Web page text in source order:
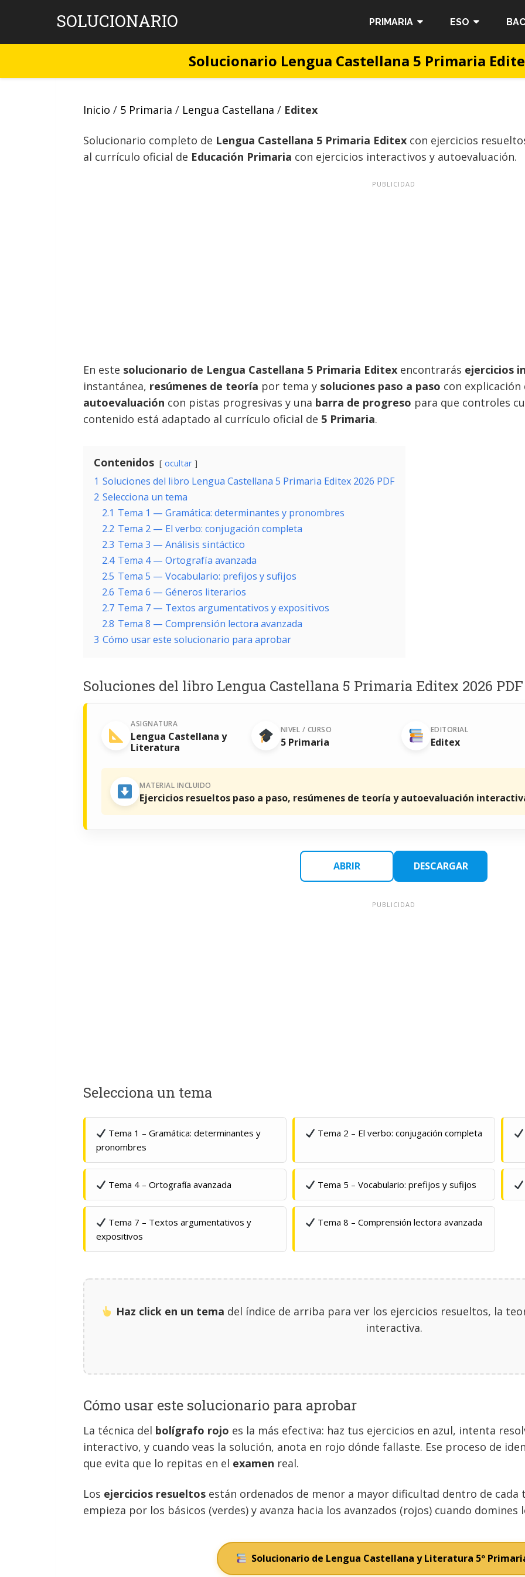
content
SOLUCIONARIO PRIMARIA ESO
Solucionario Lengua Castellana 5 Primaria
Inicio / 5 Primaria / Lengua Castellana / Editex
Solucionario completo de Lengua Castellana 5 Primaria Editex con ejercicios
al currículo oficial de Educación Primaria con ejercicios interactivos y autoevaluación.
En este solucionario de Lengua Castellana 5 Primaria Editex encontrarás ejercicios
instantánea, resúmenes de teoría por tema y soluciones paso a paso con explicación
autoevaluación con pistas progresivas y una barra de progreso para que controles
contenido está adaptado al currículo oficial de 5 Primaria.
Contenidos ocultar
1 Soluciones del libro Lengua Castellana 5 Primaria Editex 2026 PDF
2 Selecciona un tema
2.1 Tema 1 — Gramática: determinantes y pronombres
2.2 Tema 2 — El verbo: conjugación completa
2.3 Tema 3 — Análisis sintáctico
2.4 Tema 4 — Ortografía avanzada
2.5 Tema 5 — Vocabulario: prefijos y sufijos
2.6 Tema 6 — Géneros literarios
2.7 Tema 7 — Textos argumentativos y expositivos
2.8 Tema 8 — Comprensión lectora avanzada
3 Cómo usar este solucionario para aprobar
Soluciones del libro Lengua Castellana 5 Primaria Editex 2026 PDF
ASIGNATURA
Lengua Castellana y
Literatura
NIVEL / CURSO
5 Primaria
EDITORIAL
Editex
MATERIAL INCLUIDO
Ejercicios resueltos paso a paso, resúmenes de teoría y autoevaluación
ABRIR DESCARGAR
Selecciona un tema
Tema 1 – Gramática: determinantes y
pronombres
Tema 2 – El verbo: conjugación completa
Tema 4 – Ortografía avanzada Tema 5 – Vocabulario: prefijos y sufijos
Tema 7 – Textos argumentativos y
expositivos
Tema 8 – Comprensión lectora avanzada
Haz click en un tema del índice de arriba para ver los ejercicios resueltos, la
interactiva.
Cómo usar este solucionario para aprobar
La técnica del bolígrafo rojo es la más efectiva: haz tus ejercicios en azul, intenta
interactivo, y cuando veas la solución, anota en rojo dónde fallaste. Ese proceso de
que evita que lo repitas en el examen real.
Los ejercicios resueltos están ordenados de menor a mayor dificultad dentro de cada
empieza por los básicos (verdes) y avanza hacia los avanzados (rojos) cuando domines
Solucionario de Lengua Castellana y Literatura 5º